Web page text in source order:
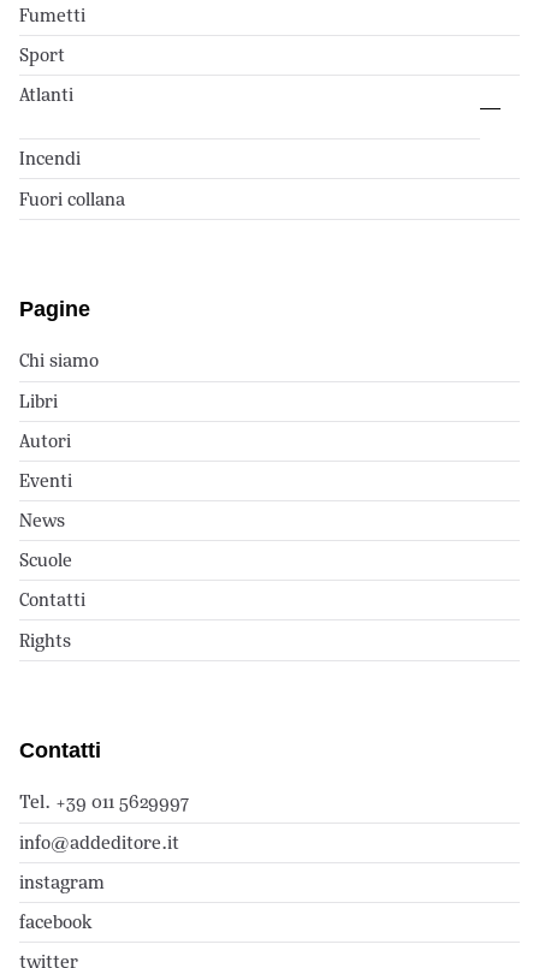
Fumetti
Sport
Atlanti
Incendi
Fuori collana
Pagine
Chi siamo
Libri
Autori
Eventi
News
Scuole
Contatti
Rights
Contatti
Tel. +39 011 5629997
info@addeditore.it
instagram
facebook
twitter